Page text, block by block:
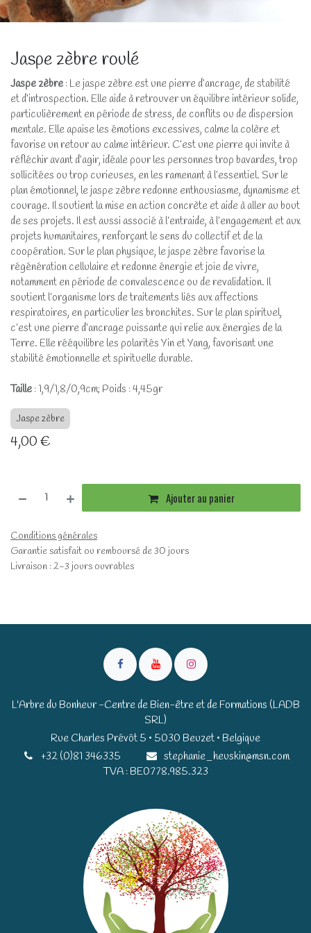
Jaspe zèbre roulé
Jaspe zèbre : Le jaspe zèbre est une pierre d’ancrage, de stabilité
et d’introspection. Elle aide à retrouver un équilibre intérieur solide,
particulièrement en période de stress, de conflits ou de dispersion
mentale. Elle apaise les émotions excessives, calme la colère et
favorise un retour au calme intérieur. C’est une pierre qui invite à
réfléchir avant d’agir, idéale pour les personnes trop bavardes, trop
sollicitées ou trop curieuses, en les ramenant à l’essentiel. Sur le
plan émotionnel, le jaspe zèbre redonne enthousiasme, dynamisme et
courage. Il soutient la mise en action concrète et aide à aller au bout
de ses projets. Il est aussi associé à l’entraide, à l’engagement et aux
projets humanitaires, renforçant le sens du collectif et de la
coopération. Sur le plan physique, le jaspe zèbre favorise la
régénération cellulaire et redonne énergie et joie de vivre,
notamment en période de convalescence ou de revalidation. Il
soutient l’organisme lors de traitements liés aux affections
respiratoires, en particulier les bronchites. Sur le plan spirituel,
c’est une pierre d’ancrage puissante qui relie aux énergies de la
Terre. Elle rééquilibre les polarités Yin et Yang, favorisant une
stabilité émotionnelle et spirituelle durable.
Taille : 1,9/1,8/0,9cm; Poids : 4,45gr
Jaspe zèbre
4,00€
Ajouter au panier
Conditions générales
Garantie satisfait ou remboursé de 30 jours
Livraison : 2-3 jours ouvrables
L'Arbre du Bonheur -Centre de Bien-être et de Formations (LADB
SRL)
Rue Charles Prévôt 5 • 5030 Beuzet • Belgique​​
+32 (0)81 346335
stephanie_heuskin@msn.com
TVA : BE0778.985.323